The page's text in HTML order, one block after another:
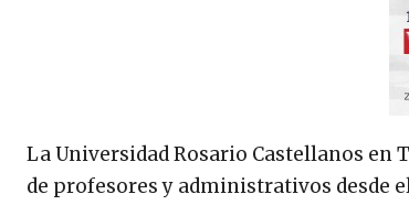
La Universidad Rosario Castellanos
de profesores y administrativos desde